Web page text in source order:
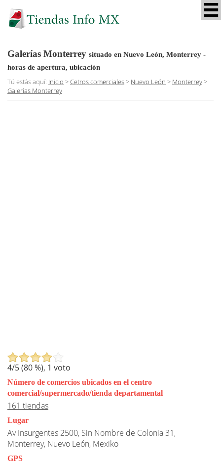
Galerías Monterrey situado en Nuevo León, Monterrey -
horas de apertura, ubicación
Tú estás aquí: Inicio >Cetros comerciales> Nuevo León > Monterrey>
Galerías Monterrey
4/5 (80%), 1 voto
Número de comercios ubicados en el centro
comercial/supermercado/tienda departamental
161 tiendas
Lugar
Av Insurgentes 2500, Sin Nombre de Colonia 31,
Monterrey, Nuevo León, Mexiko
GPS